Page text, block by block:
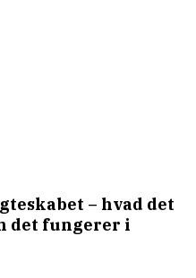
– hvad det
det fungerer i